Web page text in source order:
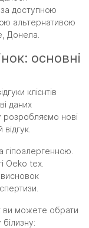
за доступною
альтернативою
Донела.
основні
клієнтів
даних
розробляємо нові
гіпоалергенною.
Oeko tex.
ви можете обрати